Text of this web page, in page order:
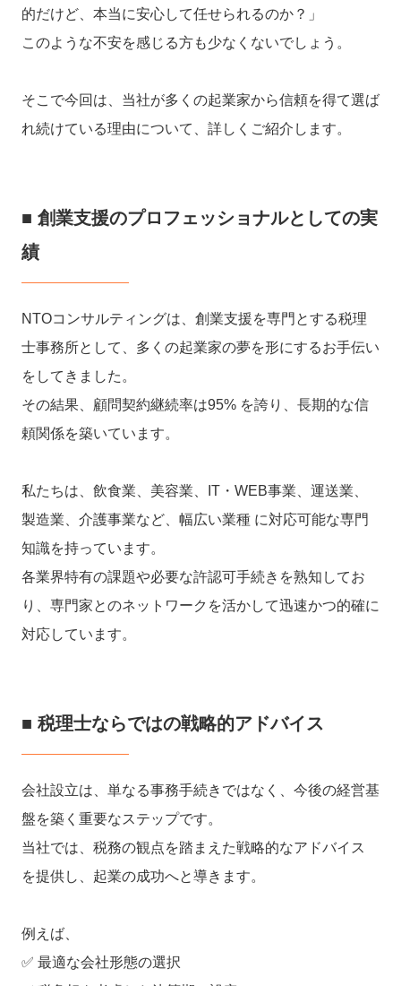
的だけど、本当に安心して任せられるのか？」
このような不安を感じる方も少なくないでしょう。
そこで今回は、当社が多くの起業家から信頼を得て選ば
れ続けている理由について、詳しくご紹介します。
■ 創業支援のプロフェッショナルとしての実
績
NTOコンサルティングは、創業支援を専門とする税理
士事務所として、多くの起業家の夢を形にするお手伝い
をしてきました。
その結果、顧問契約継続率は95% を誇り、長期的な信
頼関係を築いています。
私たちは、飲食業、美容業、IT・WEB事業、運送業、
製造業、介護事業など、幅広い業種 に対応可能な専門
知識を持っています。
各業界特有の課題や必要な許認可手続きを熟知してお
り、専門家とのネットワークを活かして迅速かつ的確に
対応しています。
■ 税理士ならではの戦略的アドバイス
会社設立は、単なる事務手続きではなく、今後の経営基
盤を築く重要なステップです。
当社では、税務の観点を踏まえた戦略的なアドバイス
を提供し、起業の成功へと導きます。
例えば、
✅ 最適な会社形態の選択